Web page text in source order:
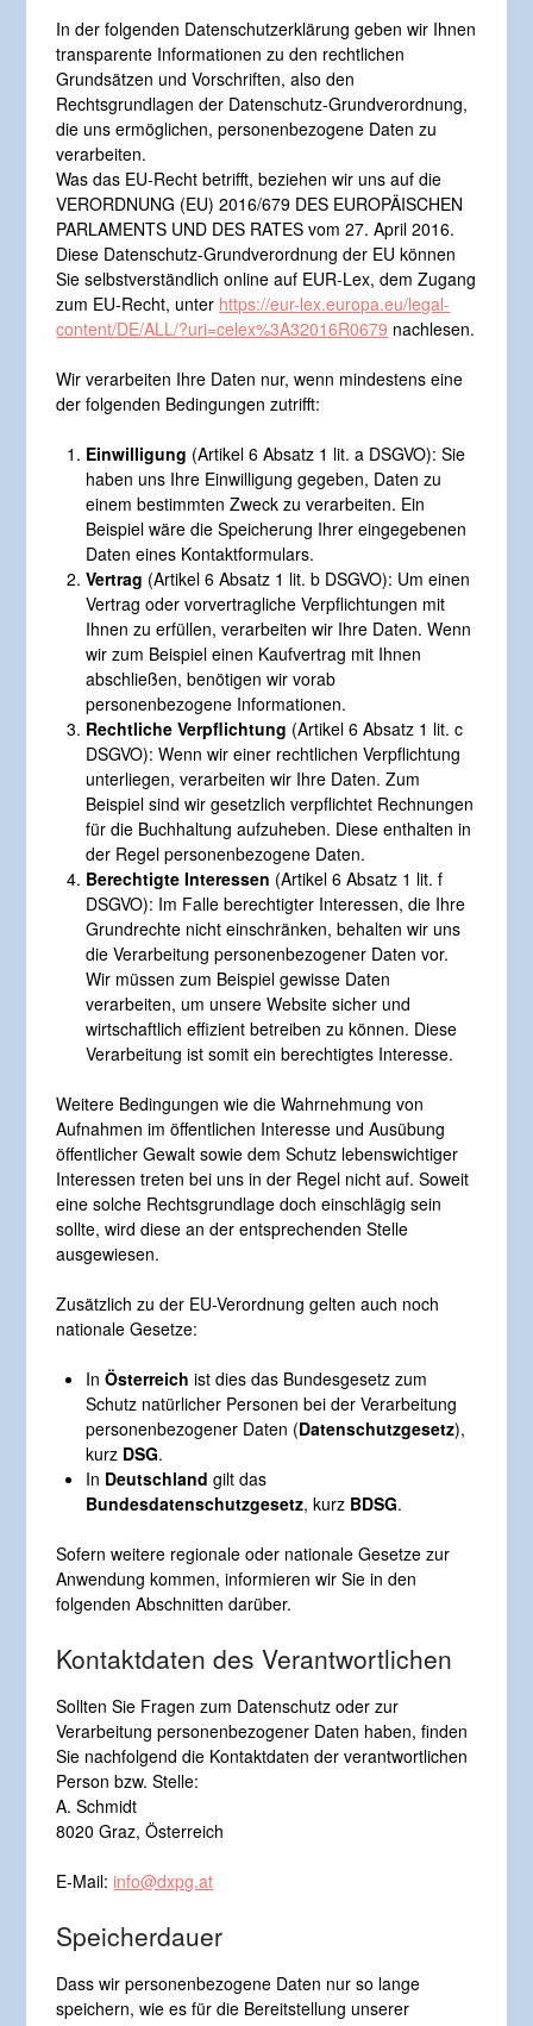
In der folgenden Datenschutzerklärung geben wir Ihnen
transparente Informationen zu den rechtlichen
Grundsätzen und Vorschriften, also den
Rechtsgrundlagen der Datenschutz-Grundverordnung,
die uns ermöglichen, personenbezogene Daten zu
verarbeiten.
Was das EU-Recht betrifft, beziehen wir uns auf die
VERORDNUNG (EU) 2016/679 DES EUROPÄISCHEN
PARLAMENTS UND DES RATES vom 27. April 2016.
Diese Datenschutz-Grundverordnung der EU können
Sie selbstverständlich online auf EUR-Lex, dem Zugang
zum EU-Recht, unter https://eur-lex.europa.eu/legal-
content/DE/ALL/?uri=celex%3A32016R0679 nachlesen.
Wir verarbeiten Ihre Daten nur, wenn mindestens eine
der folgenden Bedingungen zutrifft:
Einwilligung (Artikel 6 Absatz 1 lit. a DSGVO): Sie
haben uns Ihre Einwilligung gegeben, Daten zu
einem bestimmten Zweck zu verarbeiten. Ein
Beispiel wäre die Speicherung Ihrer eingegebenen
Daten eines Kontaktformulars.
Vertrag (Artikel 6 Absatz 1 lit. b DSGVO): Um einen
Vertrag oder vorvertragliche Verpflichtungen mit
Ihnen zu erfüllen, verarbeiten wir Ihre Daten. Wenn
wir zum Beispiel einen Kaufvertrag mit Ihnen
abschließen, benötigen wir vorab
personenbezogene Informationen.
Rechtliche Verpflichtung (Artikel 6 Absatz 1 lit. c
DSGVO): Wenn wir einer rechtlichen Verpflichtung
unterliegen, verarbeiten wir Ihre Daten. Zum
Beispiel sind wir gesetzlich verpflichtet Rechnungen
für die Buchhaltung aufzuheben. Diese enthalten in
der Regel personenbezogene Daten.
Berechtigte Interessen (Artikel 6 Absatz 1 lit. f
DSGVO): Im Falle berechtigter Interessen, die Ihre
Grundrechte nicht einschränken, behalten wir uns
die Verarbeitung personenbezogener Daten vor.
Wir müssen zum Beispiel gewisse Daten
verarbeiten, um unsere Website sicher und
wirtschaftlich effizient betreiben zu können. Diese
Verarbeitung ist somit ein berechtigtes Interesse.
Weitere Bedingungen wie die Wahrnehmung von
Aufnahmen im öffentlichen Interesse und Ausübung
öffentlicher Gewalt sowie dem Schutz lebenswichtiger
Interessen treten bei uns in der Regel nicht auf. Soweit
eine solche Rechtsgrundlage doch einschlägig sein
sollte, wird diese an der entsprechenden Stelle
ausgewiesen.
Zusätzlich zu der EU-Verordnung gelten auch noch
nationale Gesetze:
InÖsterreich ist dies das Bundesgesetz zum
Schutz natürlicher Personen bei der Verarbeitung
personenbezogener Daten (Datenschutzgesetz),
kurz DSG.
In Deutschland gilt das
Bundesdatenschutzgesetz, kurz BDSG.
Sofern weitere regionale oder nationale Gesetze zur
Anwendung kommen, informieren wir Sie in den
folgenden Abschnitten darüber.
Kontaktdaten des Verantwortlichen
Sollten Sie Fragen zum Datenschutz oder zur
Verarbeitung personenbezogener Daten haben, finden
Sie nachfolgend die Kontaktdaten der verantwortlichen
Person bzw. Stelle:
A. Schmidt
8020 Graz, Österreich
E-Mail:info@dxpg.at
Speicherdauer
Dass wir personenbezogene Daten nur so lange
speichern, wie es für die Bereitstellung unserer